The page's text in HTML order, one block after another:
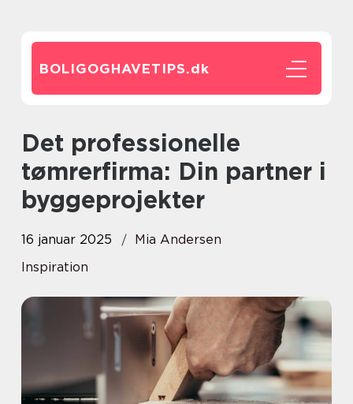
BOLIGOGHAVETIPS.dk
Det professionelle
tømrerfirma: Din partner i
byggeprojekter
16 januar 2025
Mia Andersen
Inspiration